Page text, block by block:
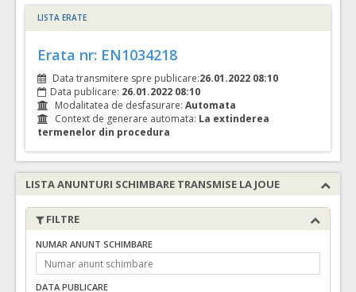
LISTA ERATE
Erata nr: EN1034218
Data transmitere spre publicare:26.01.2022 08:10
Data publicare: 26.01.2022 08:10
Modalitatea de desfasurare: Automata
Context de generare automata: La extinderea
termenelor din procedura
LISTA ANUNTURI SCHIMBARE TRANSMISE LA JOUE
FILTRE
NUMAR ANUNT SCHIMBARE
DATA PUBLICARE